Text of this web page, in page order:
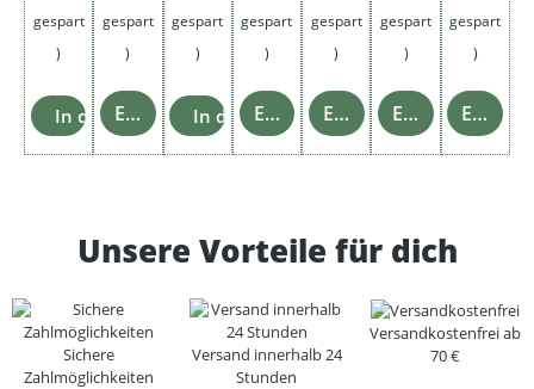
gespart
)
In den Warenkorb
gespart
)
Einzelheiten
gespart
)
In den Warenkorb
gespart
)
Einzelheiten
gespart
)
Einzelheiten
gespart
)
Einzelheiten
gespart
)
Einzelheiten
Unsere Vorteile für dich
Sichere
Zahlmöglichkeiten
Versand innerhalb 24
Stunden
Versandkostenfrei ab
70 €